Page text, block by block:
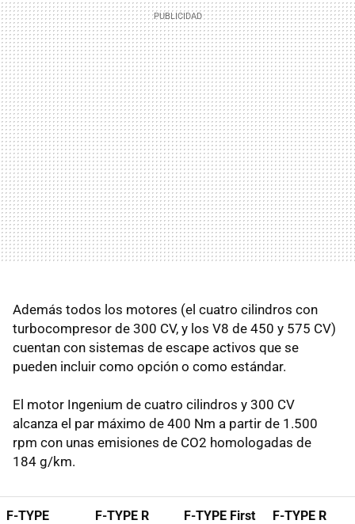
Además todos los motores (el cuatro cilindros con
turbocompresor de 300 CV, y los V8 de 450 y 575 CV)
cuentan con sistemas de escape activos que se
pueden incluir como opción o como estándar.
El motor Ingenium de cuatro cilindros y 300 CV
alcanza el par máximo de 400 Nm a partir de 1.500
rpm con unas emisiones de CO2 homologadas de
184 g/km.
F-TYPE
F-TYPE R
F-TYPE First
F-TYPE R